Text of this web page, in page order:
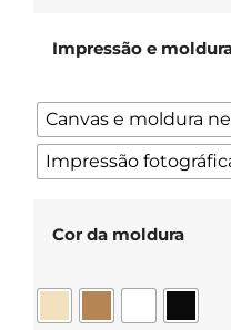
Impressão e
Canvas e moldura
Impressão
Cor da moldura